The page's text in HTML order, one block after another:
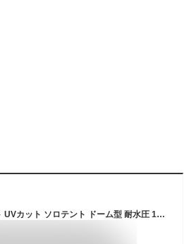
テント 一人用 ドームテント UVカット ソロテント ドーム型 耐水圧 1,500mm以上 シルバーコーティング メッシュ フルクローズテント キャノピー キャノピーテント インナーテント テントポール 簡易テント 軽量 FIELDOOR ●[送料無料]